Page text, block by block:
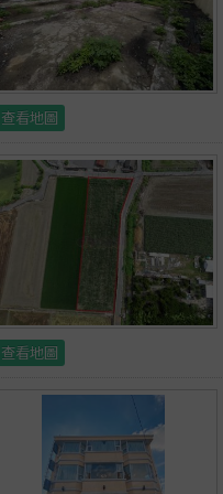
查看地圖
查看地圖